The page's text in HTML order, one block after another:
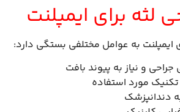
لثه برای ایمپلنت
ایمپلنت به عوامل مختلفی بستگی دارد:
و نیاز به پیوند بافت
تکنیک مورد استفاده
دندانپزشک